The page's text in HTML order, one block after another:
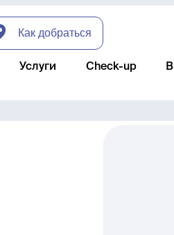
Как добраться
Услуги Check-up